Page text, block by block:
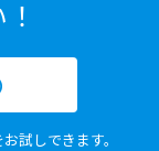
試しできます。